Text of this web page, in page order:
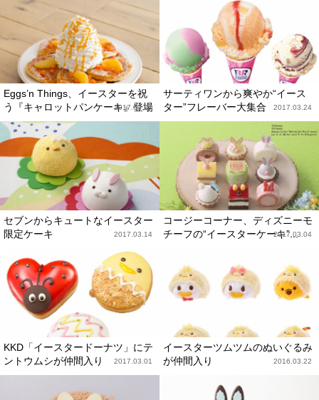
Eggs’n Things、イースターを祝
う『キャロットパンケーキ』登場
2017.03.27
サーティワンから爽やか“イース
ター”フレーバー大集合
2017.03.24
セブンからキュートなイースター
限定ケーキ
2017.03.14
コージーコーナー、ディズニーモ
チーフの“イースターケーキ”...
2017.03.04
KKD「イースタードーナツ」にテ
ントウムシが仲間入り
2017.03.01
イースターツムツムのぬいぐるみ
が仲間入り
2016.03.22